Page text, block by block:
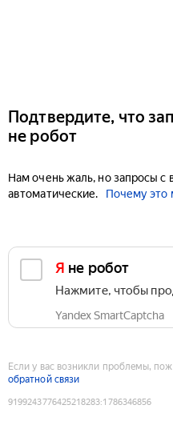
Подтвердите, что
не робот
Нам очень жаль, но запросы с
автоматические.
Почему это
Я не робот
Нажмите, чтобы
Yandex SmartCaptcha
Если у вас возникли проблемы,
обратной связи
9199243776425218283:1786346856